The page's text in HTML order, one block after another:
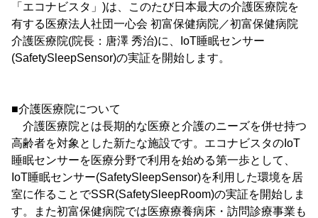
「エコナビスタ」)は、このたび日本最大の介護医療院を
有する医療法人社団一心会 初富保健病院／初富保健病院
介護医療院(院長：唐澤 秀治)に、IoT睡眠センサー
(SafetySleepSensor)の実証を開始します。
■介護医療院について
介護医療院とは長期的な医療と介護のニーズを併せ持つ
高齢者を対象とした新たな施設です。エコナビスタのIoT
睡眠センサーを医療分野で利用を始める第一歩として、
IoT睡眠センサー(SafetySleepSensor)を利用した環境を居
室に作ることでSSR(SafetySleepRoom)の実証を開始しま
す。また初富保健病院では医療療養病床・訪問診療事業も